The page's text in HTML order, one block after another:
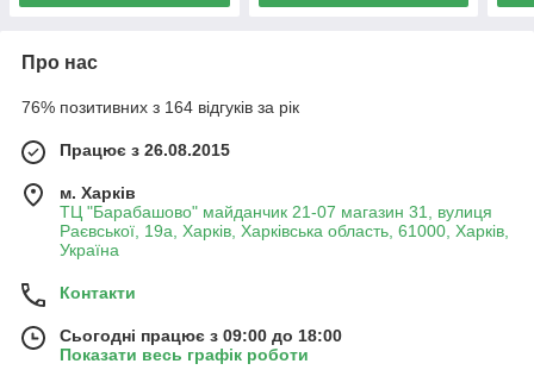
Про нас
76% позитивних з 164 відгуків за рік
Працює з 26.08.2015
м. Харків
ТЦ "Барабашово" майданчик 21-07 магазин 31, вулиця
Раєвської, 19а, Харків, Харківська область, 61000, Харків,
Україна
Контакти
Сьогодні працює з 09:00 до 18:00
Показати весь графік роботи